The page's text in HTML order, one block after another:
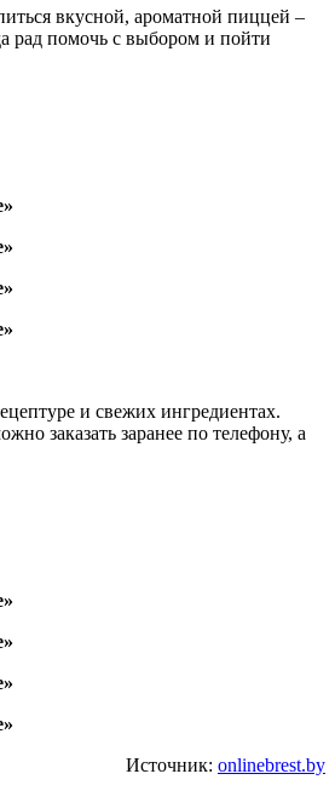
вкусной, ароматной пиццей –
рад помочь с выбором и пойти
и свежих ингредиентах.
заказать заранее по телефону, а
Источник: onlinebrest.by